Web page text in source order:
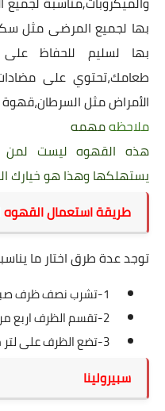
بها لجميع المرضى مثل
بها لسليم للحفاظ
طعامك،تحتوي على
الأمراض مثلالسرطان
ملاحظهمهمه
هذه القهوه ليست لمن
يستهلكها وهذا هو خيارك
طريقة استعمال
توجد عدة طرق اختار ما
1-تشرب نصف ظرف صباحا ومساءا مع الماء الساخن.
2-تقسم الظرف اربع مرات باليوم.
3-تضع الظرف على لتر ماء ساخن وتشرب به طول اليوم.
سبيرولينا